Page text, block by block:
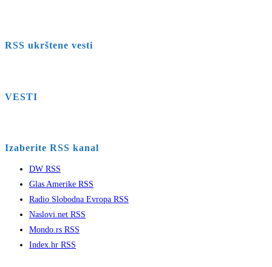
RSS ukrštene vesti
VESTI
Izaberite RSS kanal
DW RSS
Glas Amerike RSS
Radio Slobodna Evropa RSS
Naslovi.net RSS
Mondo.rs RSS
Index.hr RSS